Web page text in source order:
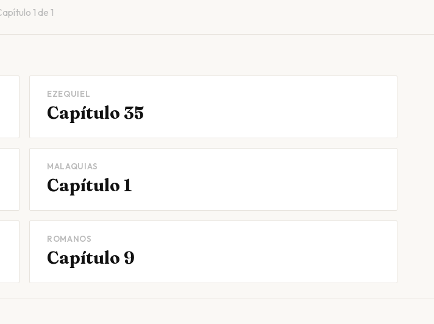
1 de 1
EZEQUIEL
Capítulo 35
MALAQUIAS
Capítulo 1
ROMANOS
Capítulo 9